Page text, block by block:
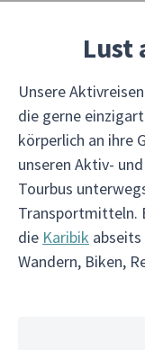
Lust
Unsere
die gerne
körperlich an ihre
unseren Aktiv-
Tourbus
Transportmitteln.
die Karibik
Wandern, Biken,